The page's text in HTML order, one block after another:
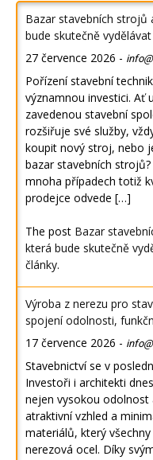
Bazar stavebních strojů
bude skutečně vydělávat
27 července 2026 -
Pořízení stavební
významnou investici. Ať
zavedenou stavební
rozšiřuje své služby,
koupit nový stroj, nebo
bazar stavebních
mnoha případech totiž
prodejce odvede […]
The post Bazar
která bude skutečně
články.
Výroba z nerezu pro
spojení odolnosti,
17 července 2026 -
Stavebnictví se v
Investoři i architekti
nejen vysokou
atraktivní vzhled a
materiálů, který
nerezová ocel. Díky